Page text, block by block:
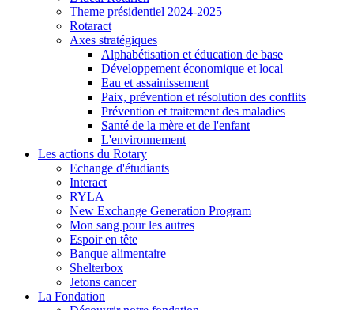
Theme présidentiel 2024-2025
Rotaract
Axes stratégiques
Alphabétisation et éducation de base
Développement économique et local
Eau et assainissement
Paix, prévention et résolution des conflits
Prévention et traitement des maladies
Santé de la mère et de l'enfant
L'environnement
Les actions du Rotary
Echange d'étudiants
Interact
RYLA
New Exchange Generation Program
Mon sang pour les autres
Espoir en tête
Banque alimentaire
Shelterbox
Jetons cancer
La Fondation